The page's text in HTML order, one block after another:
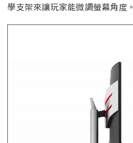
學支架來讓玩家能微調螢幕角度。